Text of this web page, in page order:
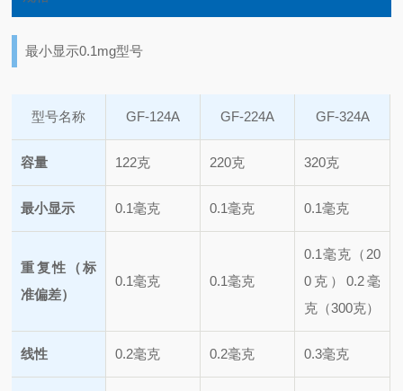
最小显示0.1mg型号
型号名称 GF-124A GF-224A GF-324A
容量 122克 220克 320克
最小显示 0.1毫克 0.1毫克 0.1毫克
重复性（标
准偏差）
0.1毫克 0.1毫克
0.1毫克（20
0克）0.2毫
克（300克）
线性 0.2毫克 0.2毫克 0.3毫克